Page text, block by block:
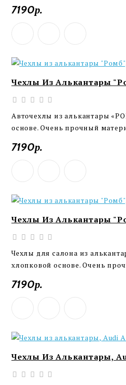
7190р.
Чехлы Из Алькантары
Авточехлы из алькантары
основе. Очень прочный
7190р.
Чехлы Из Алькантары
Чехлы для салона из
хлопковой основе. Очень
7190р.
Чехлы Из Алькантары,